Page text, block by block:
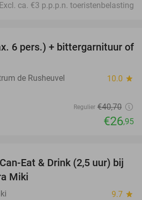
Excl. ca. €3 p.p.p.n. toeristenbelasting
34%
6 pers.) + bittergarnituur of
de Rusheuvel 10.0 star
Regulier €40,70
€26,95
13%
Eat & Drink (2,5 uur) bij
Miki
9.7 star